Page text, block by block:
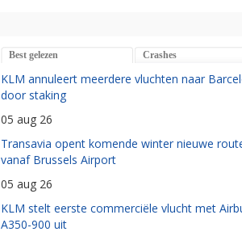
Best gelezen Crashes
KLM annuleert meerdere vluchten naar
door staking
05 aug 26
Transavia opent komende winter nieuwe
vanaf Brussels Airport
05 aug 26
KLM stelt eerste commerciële vlucht met
A350-900 uit